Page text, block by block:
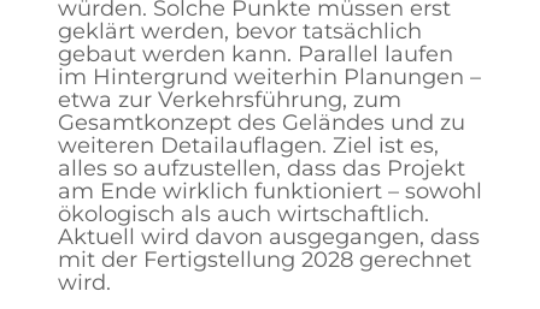
würden. Solche Punkte müssen erst
geklärt werden, bevor tatsächlich
gebaut werden kann. Parallel laufen
im Hintergrund weiterhin Planungen –
etwa zur Verkehrsführung, zum
Gesamtkonzept des Geländes und zu
weiteren Detailauflagen. Ziel ist es,
alles so aufzustellen, dass das Projekt
am Ende wirklich funktioniert – sowohl
ökologisch als auch wirtschaftlich.
Aktuell wird davon ausgegangen, dass
mit der Fertigstellung 2028 gerechnet
wird.